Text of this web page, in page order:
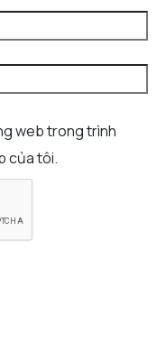
web trong trình
của tôi.